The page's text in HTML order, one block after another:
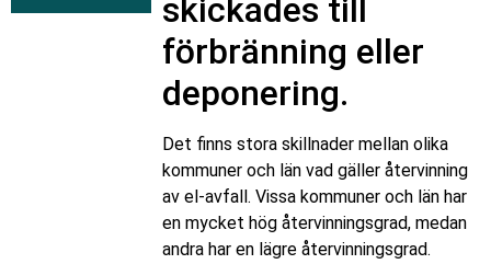
skickades till
förbränning eller
deponering.
Det finns stora skillnader mellan olika
kommuner och län vad gäller återvinning
av el-avfall. Vissa kommuner och län har
en mycket hög återvinningsgrad, medan
andra har en lägre återvinningsgrad.